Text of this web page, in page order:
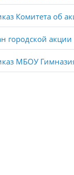
Комитета об
городской
МБОУ